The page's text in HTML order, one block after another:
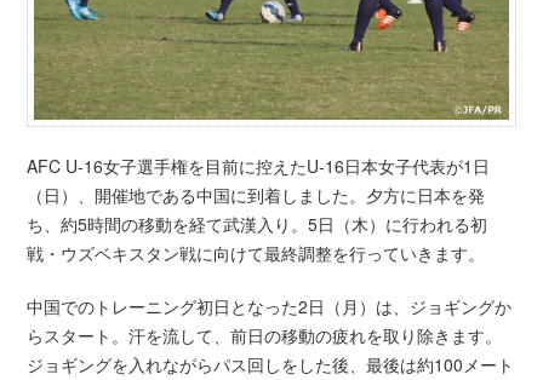
AFC U-16女子選手権を目前に控えたU-16日本女子代表が1日
（日）、開催地である中国に到着しました。夕方に日本を発
ち、約5時間の移動を経て武漢入り。5日（木）に行われる初
戦・ウズベキスタン戦に向けて最終調整を行っていきます。
中国でのトレーニング初日となった2日（月）は、ジョギングか
らスタート。汗を流して、前日の移動の疲れを取り除きます。
ジョギングを入れながらパス回しをした後、最後は約100メート